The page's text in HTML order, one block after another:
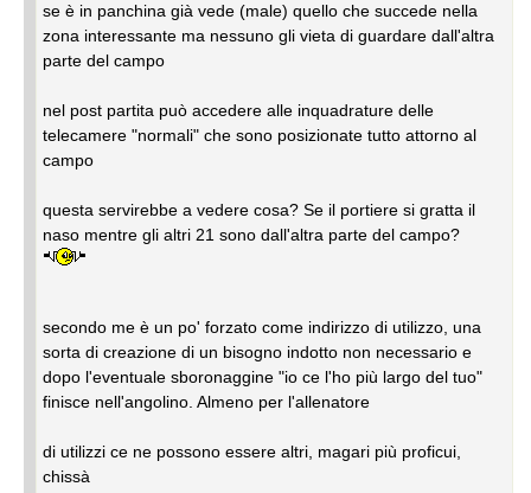
se è in panchina già vede (male) quello che succede nella
zona interessante ma nessuno gli vieta di guardare dall'altra
parte del campo
nel post partita può accedere alle inquadrature delle
telecamere "normali" che sono posizionate tutto attorno al
campo
questa servirebbe a vedere cosa? Se il portiere si gratta il
naso mentre gli altri 21 sono dall'altra parte del campo?
secondo me è un po' forzato come indirizzo di utilizzo, una
sorta di creazione di un bisogno indotto non necessario e
dopo l'eventuale sboronaggine "io ce l'ho più largo del tuo"
finisce nell'angolino. Almeno per l'allenatore
di utilizzi ce ne possono essere altri, magari più proficui,
chissà